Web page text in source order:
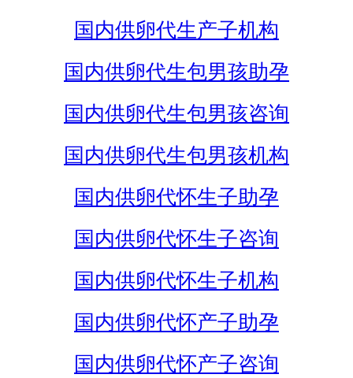
国内供卵代生产子机构
国内供卵代生包男孩助孕
国内供卵代生包男孩咨询
国内供卵代生包男孩机构
国内供卵代怀生子助孕
国内供卵代怀生子咨询
国内供卵代怀生子机构
国内供卵代怀产子助孕
国内供卵代怀产子咨询